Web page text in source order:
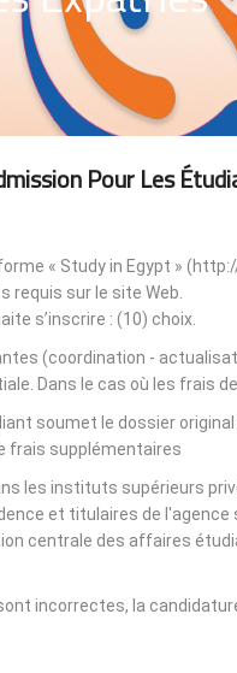
Pour Les
« Study in Egypt »
requis sur le site Web.
s’inscrire : (10) choix.
(coordination -
Dans le cas où les frais
soumet le dossier
frais supplémentaires.
les instituts supérieurs
et titulaires de
centrale des affaires
incorrectes, la